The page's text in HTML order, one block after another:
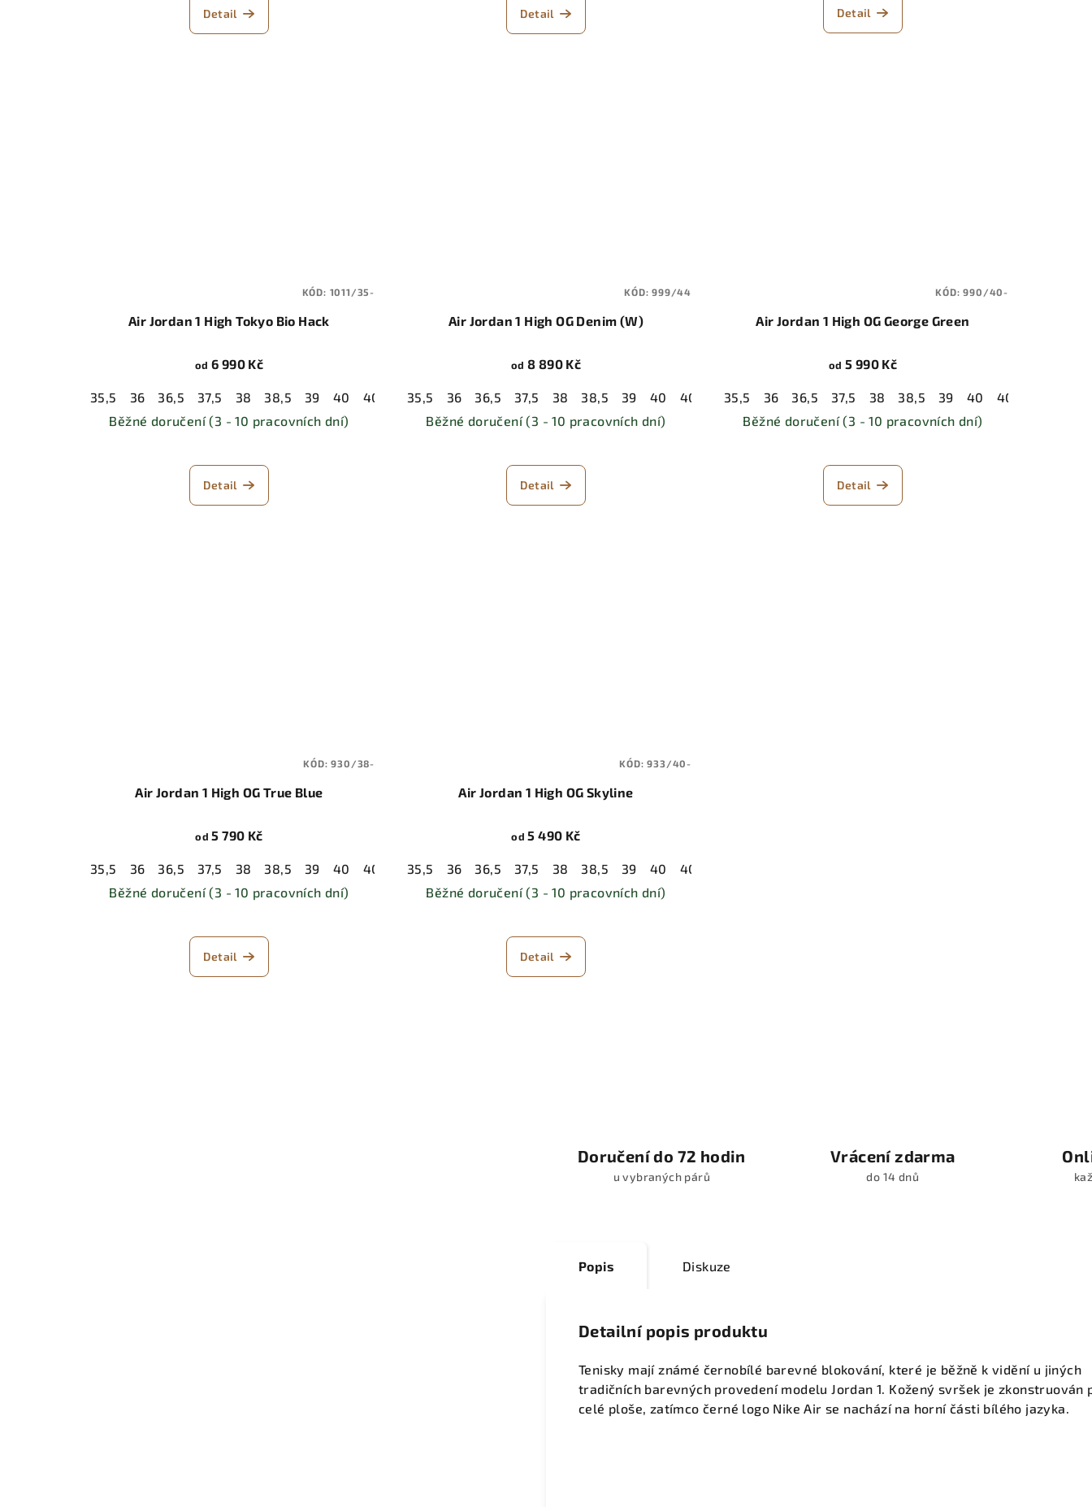
Detail Detail Detail
Air Jordan 1 High Tokyo Bio Hack
od 6 990 Kč
35,5 36 36,5 37,5 38 38,5 39 40 40,5 41 42 42,5 43 44 44,5 45 45,5 46
47,5
Běžné doručení (3 - 10 pracovních dní)
Detail
KÓD: 1011/35-
Air Jordan 1 High OG Denim (W)
od 8 890 Kč
35,5 36 36,5 37,5 38 38,5 39 40 40,5 41 42 42,5 43 44
44,5
Běžné doručení (3 - 10 pracovních dní)
Detail
KÓD:999/44
Air Jordan 1 High OG George Green
od 5 990 Kč
35,5 36 36,5 37,5 38 38,5 39 40 40,5
Běžné doručení (3 - 10 pracovních dní)
Detail
KÓD:990/40-
Air Jordan 1 High OG True Blue
od 5 790 Kč
35,5 36 36,5 37,5 38 38,5 39 40 40,5 41 42 42,5 43 44 44,5 45 45,5 46
Běžné doručení (3 - 10 pracovních dní)
Detail
KÓD:930/38-
Air Jordan 1 High OG Skyline
od 5 490 Kč
35,5 36 36,5 37,5 38 38,5 39 40 40,5
Běžné doručení (3 - 10 pracovních dní)
Detail
KÓD:933/40-
Doručení do 72 hodin
u vybraných párů
Vrácení zdarma
do 14 dnů
Popis Diskuze
Detailní popis produktu
Tenisky mají známé černobílé barevné blokování, které je běžně k vidění u jiných
tradičních barevných provedení modelu Jordan 1. Kožený svršek je zkonstruován
celé ploše, zatímco černé logo Nike Air se nachází na horní části bílého jazyka.